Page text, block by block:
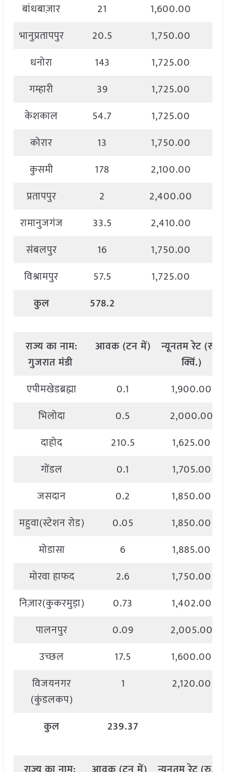
बांधबाज़ार 21
1,600.00
भानुप्रतापपुर
20.5
1,750.00
धनोरा
143
1,725.00
गम्हारी
39
1,725.00
केशकाल
54.7
1,725.00
कोरार
13
1,750.00
कुसमी
178
2,100.00
प्रतापपुर
2 2,400.00
रामानुजगंज
33.5
2,410.00
संबलपुर
16
1,750.00
विश्रामपुर
57.5
1,725.00
कुल
578.2
राज्यकानाम:
गुजरात मंडी
आवक (टनमें) न्यूनतमरेट (रु
क्विं.)
एपीमखेडब्रह्मा
0.1
1,900.00
भिलोदा
0.5
2,000.00
दाहोद
210.5
1,625.00
गोंडल
0.1
1,705.00
जसदान
0.2
1,850.00
महुवा(स्टेशन रोड)
0.05
1,850.00
मोडासा
6
1,885.00
मोरवा हाफद
2.6
1,750.00
निज़ार(कुकरमुड़ा)
0.73
1,402.00
पालनपुर
0.09
2,005.00
उच्छल
17.5
1,600.00
विजयनगर
(कुंडलकप)
1 2,120.00
कुल 239.37